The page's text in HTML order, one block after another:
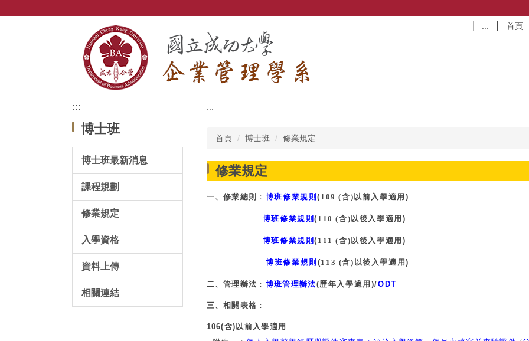
::: 首頁
:::
博士班
博士班最新消息
課程規劃
修業規定
入學資格
資料上傳
相關連結
:::
首頁 博士班 修業規定
修業規定
一、修業總則 ： 博班修業規則( 109 (含)以前入學適用 )
博班修業規則( 110 (含)以後入學適用 )
博班修業規則( 111 (含)以後入學適用 )
博班修業規則 (113 (含)以後入學適用)
二、管理辦法 ： 博班管理辦法(歷年入學適用 )/ODT
三、相關表格 ：
106(含)以前入學適用